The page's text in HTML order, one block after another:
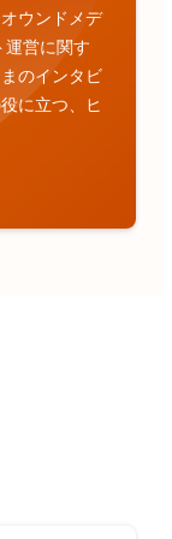
ウンドメデ
運営に関す
のインタビ
に立つ、ヒ